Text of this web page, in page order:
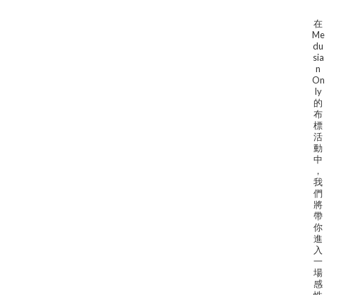
在
Me
du
sia
n
On
ly
的
布
標
活
動
中
，
我
們
將
帶
你
進
入
一
場
感